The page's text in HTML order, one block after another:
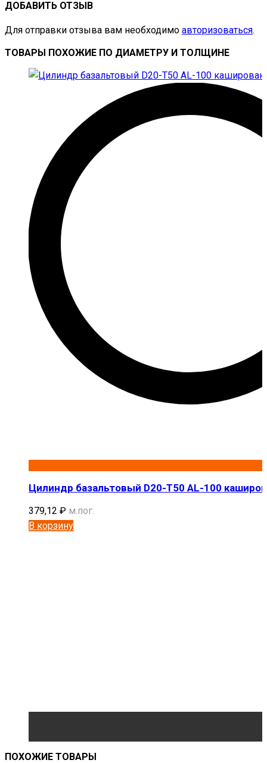
ДОБАВИТЬ ОТЗЫВ
Для отправки отзыва вам необходимо авторизоваться.
ТОВАРЫ ПОХОЖИЕ ПО ДИАМЕТРУ И ТОЛЩИНЕ
Цилиндр базальтовый D20-T50 AL-100
379,12 ₽ м.пог.
В корзину
ПОХОЖИЕ ТОВАРЫ